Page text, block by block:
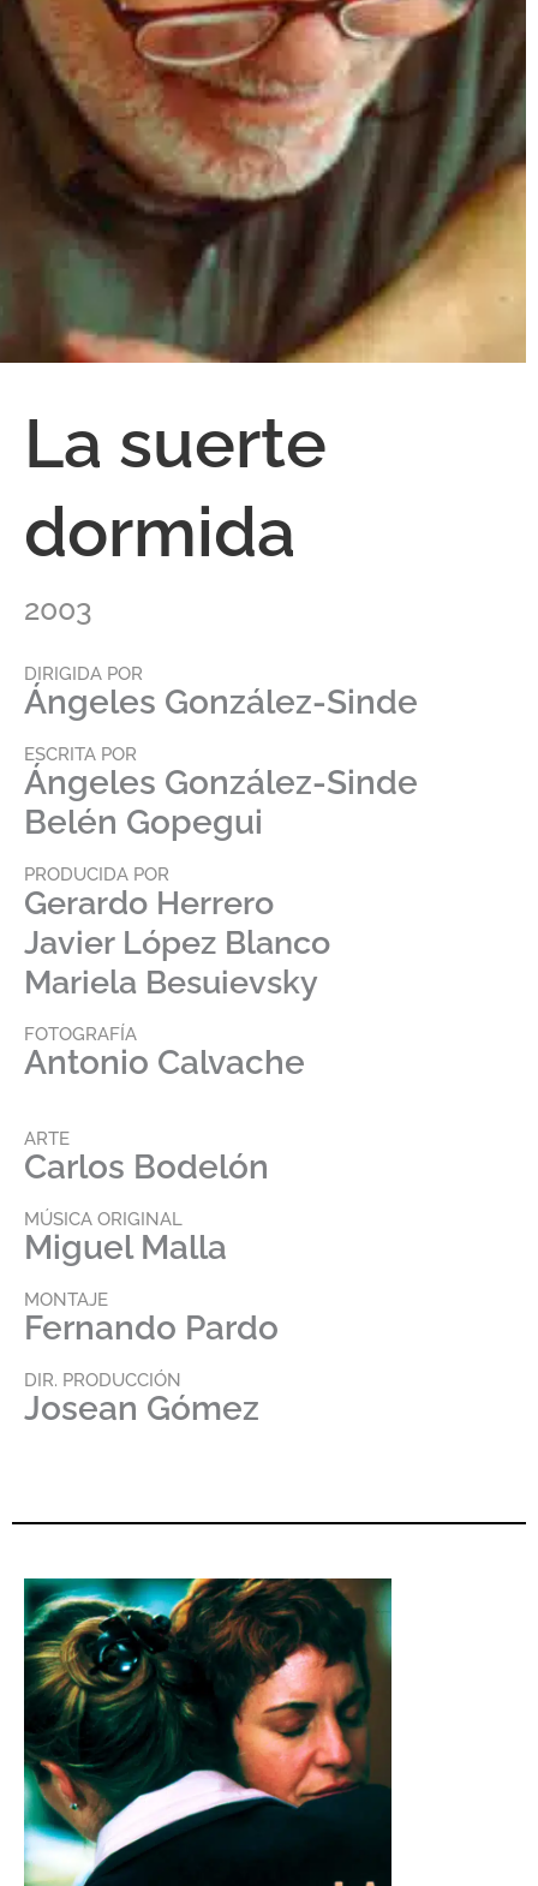
La suerte
dormida
2003
DIRIGIDA POR
Ángeles González-Sinde
ESCRITA POR
Ángeles González-Sinde
Belén Gopegui
PRODUCIDA POR
Gerardo Herrero
Javier López Blanco
Mariela Besuievsky
FOTOGRAFÍA
Antonio Calvache
ARTE
Carlos Bodelón
MÚSICA ORIGINAL
Miguel Malla
MONTAJE
Fernando Pardo
DIR. PRODUCCIÓN
Josean Gómez